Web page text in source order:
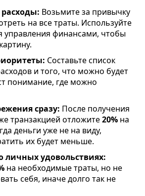
Возьмите за привычку
на все траты. Используйте
управления финансами, чтобы
Составьте список
и того, что можно будет
понимание, где можно
сразу: После получения
транзакцией отложите20% на
деньги уже не на виду,
их будет меньше.
личных удовольствиях:
на необходимые траты, но не
себя, иначе долго так не